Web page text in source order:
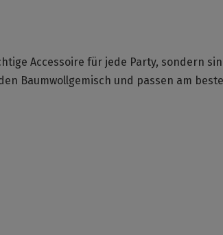
Accessoire für jede Party, sondern
Baumwollgemisch und passen am